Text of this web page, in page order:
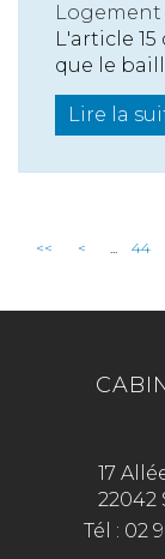
Logement
L'article
que le
Lire la
<< < ... 44
17
22042
Tél : 02